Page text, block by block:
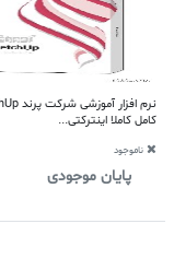
کامل کاملا اینترکتی...
ناموجود
پایان موجودی